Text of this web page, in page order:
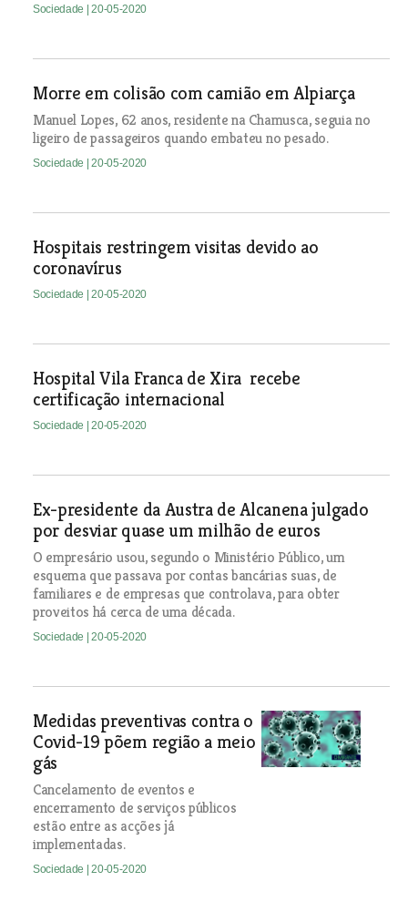
Sociedade | 20-05-2020
Morre em colisão com camião em Alpiarça
Manuel Lopes, 62 anos, residente na Chamusca, seguia no
ligeiro de passageiros quando embateu no pesado.
Sociedade | 20-05-2020
Hospitais restringem visitas devido ao
coronavírus
Sociedade | 20-05-2020
Hospital Vila Franca de Xira recebe
certificação internacional
Sociedade | 20-05-2020
Ex-presidente da Austra de Alcanena julgado
por desviar quase um milhão de euros
O empresário usou, segundo o Ministério Público, um
esquema que passava por contas bancárias suas, de
familiares e de empresas que controlava, para obter
proveitos há cerca de uma década.
Sociedade | 20-05-2020
Medidas preventivas contra o
Covid-19 põem região a meio
gás
Cancelamento de eventos e
encerramento de serviços públicos
estão entre as acções já
implementadas.
Sociedade | 20-05-2020